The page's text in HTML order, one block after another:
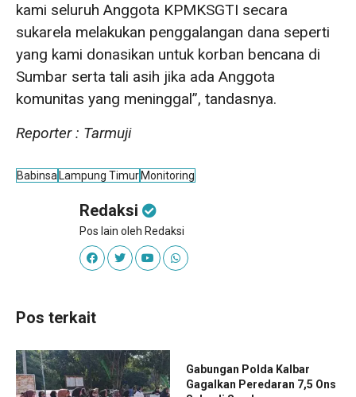
kami seluruh Anggota KPMKSGTI secara
sukarela melakukan penggalangan dana seperti
yang kami donasikan untuk korban bencana di
Sumbar serta tali asih jika ada Anggota
komunitas yang meninggal”, tandasnya.
Reporter : Tarmuji
Babinsa Lampung Timur Monitoring
Redaksi
Pos lain oleh Redaksi
Pos terkait
Gabungan Polda Kalbar
Gagalkan Peredaran 7,5 Ons